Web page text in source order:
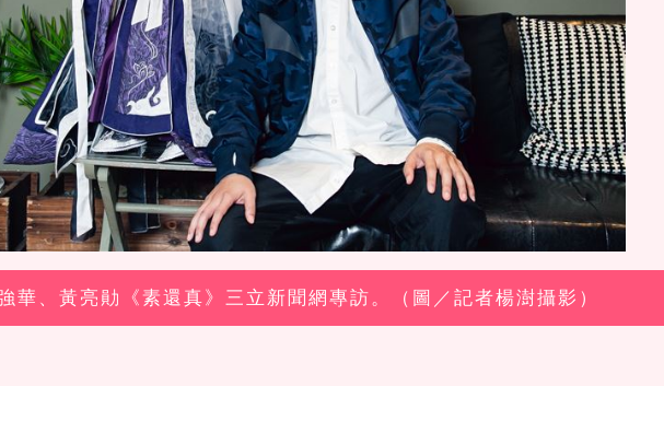
華、黃亮勛《素還真》三立新聞網專訪。（圖／記者楊澍攝影）